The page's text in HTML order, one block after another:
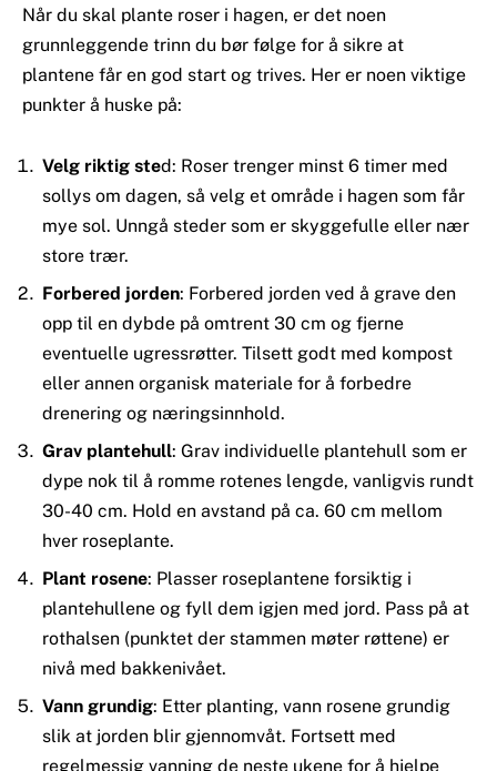
Når du skal plante roser i hagen, er det noen
grunnleggende trinn du bør følge for å sikre at
plantene får en god start og trives. Her er noen viktige
punkter å huske på:
Velg riktig sted: Roser trenger minst 6 timer med
sollys om dagen, så velg et område i hagen som får
mye sol. Unngå steder som er skyggefulle eller nær
store trær.
Forbered jorden: Forbered jorden ved å grave den
opp til en dybde på omtrent 30 cm og fjerne
eventuelle ugressrøtter. Tilsett godt med kompost
eller annen organisk materiale for å forbedre
drenering og næringsinnhold.
Grav plantehull: Grav individuelle plantehull som er
dype nok til å romme rotenes lengde, vanligvis rundt
30-40 cm. Hold en avstand på ca. 60 cm mellom
hver roseplante.
Plant rosene: Plasser roseplantene forsiktig i
plantehullene og fyll dem igjen med jord. Pass på at
rothalsen (punktet der stammen møter røttene) er
nivå med bakkenivået.
Vann grundig: Etter planting, vann rosene grundig
slik at jorden blir gjennomvåt. Fortsett med
regelmessig vanning de neste ukene for å hjelpe